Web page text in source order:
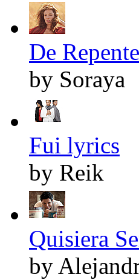
De
by Soraya
Fui lyrics
by Reik
Quisiera
by